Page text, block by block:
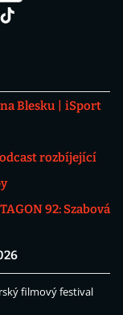
Blesku
iSport
rozbíjející
92: Szabová
filmový festival